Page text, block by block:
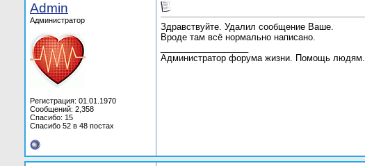
Admin
Администратор
Регистрация: 01.01.1970
Сообщений: 2,358
Спасибо: 15
Спасибо 52 в 48 постах
Здравствуйте. Удалил сообщение Ваше.
Вроде там всё нормально написано.
Администратор форума жизни. Помощь людям.